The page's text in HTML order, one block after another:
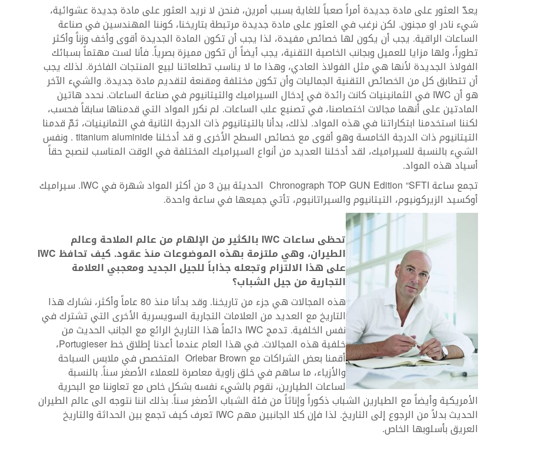
يعدّ العثور على مادة جديدة أمراً صعباً للغاية بسبب أمرين، فنحن لا نريد العثور على مادة جديدة عشوائية،
شيء نادر او مجنون. لكن نرغب في العثور على مادة جديدة مرتبطة بتاريخنا، كوننا المهندسين في صناعة
الساعات الراقية. يجب أن يكون لها خصائص مفيدة، لذا يجب أن تكون المادة الجديدة أقوى وأخف وزناً وأكثر
تطوراً، ولها مزايا للعميل وبجانب الخاصية التقنية، يجب أيضاً أن تكون مميزة بصرياً. فأنا لست مهتماً بسبائك
الفولاذ الجديدة لأنها هي مثل الفولاذ العادي، وهذا ما لا يناسب تطلعاتنا لبيع المنتجات الفاخرة. لذلك يجب
أن تتطابق كل من الخصائص التقنية الجماليات وأن تكون مختلفة ومقنعة لتقديم مادة جديدة. والشيء الآخر
هو أن IWC في الثمانينيات كانت رائدة في إدخال السيراميك والتيتانيوم في صناعة الساعات. نحدد هاتين
المادتين على أنهما مجالات اختصاصنا، في تصنيع علب الساعات. لم نكرر المواد التي قدمناها سابقاً فحسب،
لكننا استخدمنا ابتكاراتنا في هذه المواد. لذلك، بدأنا بالتيتانيوم ذات الدرجة الثانية في الثمانينيات، ثمّ قدمنا ​​
التيتانيوم ذات الدرجة الخامسة وهو أقوى مع خصائص السطح الأخرى و قد أدخلنا titanium aluminide . ونفس
الشيء بالنسبة للسيراميك، لقد أدخلنا العديد من أنواع السيراميك المختلفة في الوقت المناسب لنصبح حقاً
أسياد هذه المواد.
تجمع ساعة Chronograph TOP GUN Edition “SFTI الحديثة بين 3 من أكثر المواد شهرة في IWC. سيراميك
أوكسيد الزيركونيوم، التيتانيوم والسيراتانيوم، تأتي جميعها في ساعة واحدة.
تحظى ساعات IWC بالكثير من الإلهام من عالم الملاحة وعالم
الطيران، وهي ملتزمة بهذه الموضوعات منذ عقود. كيف تحافظ IWC
على هذا الالتزام وتجعله جذاباً للجيل الجديد ومعجبي العلامة
التجارية من جيل الشباب؟
هذه المجالات هي جزء من تاريخنا. وقد بدأنا منذ 80 عاماً وأكثر، نشارك هذا
التاريخ مع العديد من العلامات التجارية السويسرية الأخرى التي تشترك في
نفس الخلفية. تدمج IWC دائماً هذا التاريخ الرائع مع الجانب الحديث من
خلفية هذه المجالات. في هذا العام عندما أعدنا إطلاق خط Portugieser،
أقمنا بعض الشراكات مع Orlebar Brown المتخصص في ملابس السباحة
والأزياء، ما ساهم في خلق زاوية معاصرة للعملاء الأصغر سناً. بالنسبة
لساعات الطيارين، نقوم بالشيء نفسه بشكل خاص مع تعاوننا مع البحرية
الأمريكية وأيضاً مع الطيارين الشباب ذكوراً وإناثاً من فئة الشباب الأصغر سناً. بذلك اننا نتوجه الى عالم الطيران
الحديث بدلاً من الرجوع إلى التاريخ. لذا فإن كلا الجانبين مهم IWC تعرف كيف تجمع بين الحداثة والتاريخ
العريق بأسلوبها الخاص.